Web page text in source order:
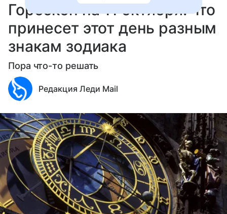
Гороскоп на 11 октября: что
принесет этот день разным
знакам зодиака
Пора что-то решать
Редакция Леди Mail